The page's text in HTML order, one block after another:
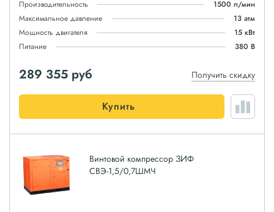
Производительность
1500 л/мин
Максимальное давление
13 атм
Мощность двигателя
15 кВт
Питание
380 В
289 355 руб Получить скидку
Купить
Винтовой компрессор ЗИФ
СВЭ-1,5/0,7ШМЧ